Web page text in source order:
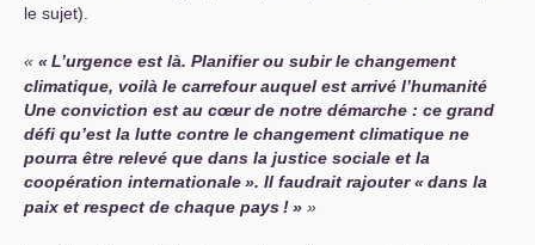
le sujet).
«L’urgence est là. Planifier ou subir le changement
climatique, voilà le carrefour auquel est arrivé l’humanité
Une conviction est au cœur de notre démarche : ce grand
défi qu’est la lutte contre le changement climatique ne
pourra être relevé que dans la justice sociale et la
coopération internationale». Il faudrait rajouter «dans la
paix et respect de chaque pays!»